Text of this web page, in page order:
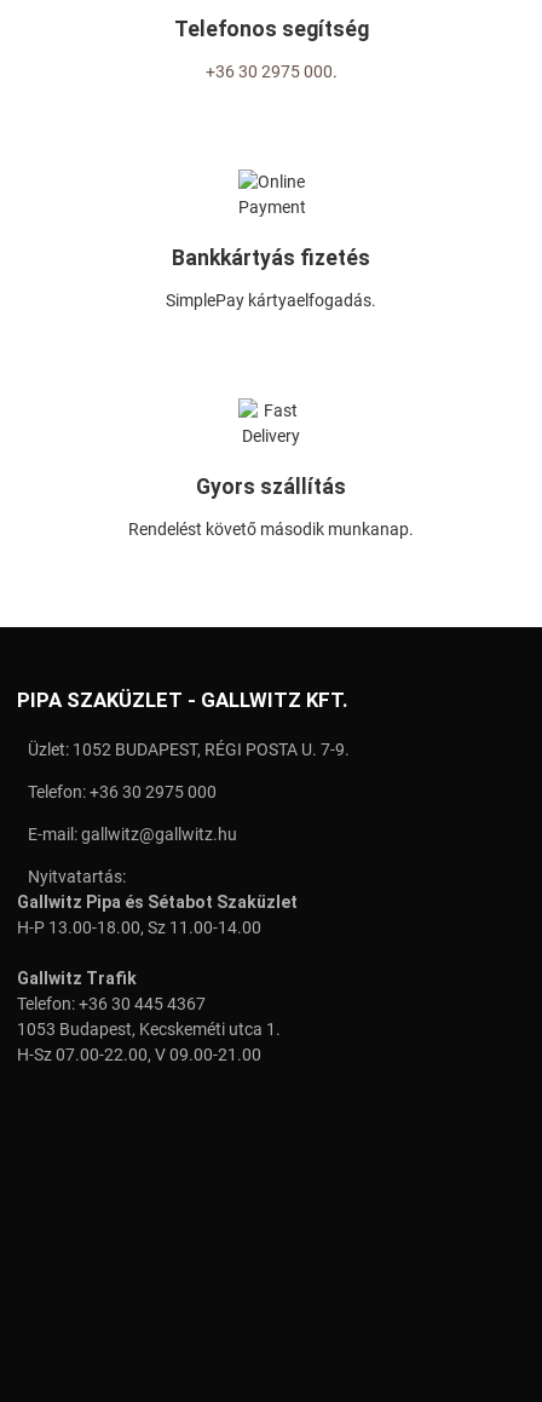
Telefonos segítség
+36 30 2975 000.
Bankkártyás fizetés
SimplePay kártyaelfogadás.
Gyors szállítás
Rendelést követő második munkanap.
PIPA SZAKÜZLET - GALLWITZ KFT.
Üzlet: 1052 BUDAPEST, RÉGI POSTA U. 7-9.
Telefon:+36 30 2975 000
E-mail:gallwitz@gallwitz.hu
Nyitvatartás:
Gallwitz Pipa és Sétabot Szaküzlet
H-P 13.00-18.00, Sz 11.00-14.00
Gallwitz Trafik
Telefon:+36 30 445 4367
1053 Budapest, Kecskeméti utca 1.
H-Sz 07.00-22.00, V 09.00-21.00